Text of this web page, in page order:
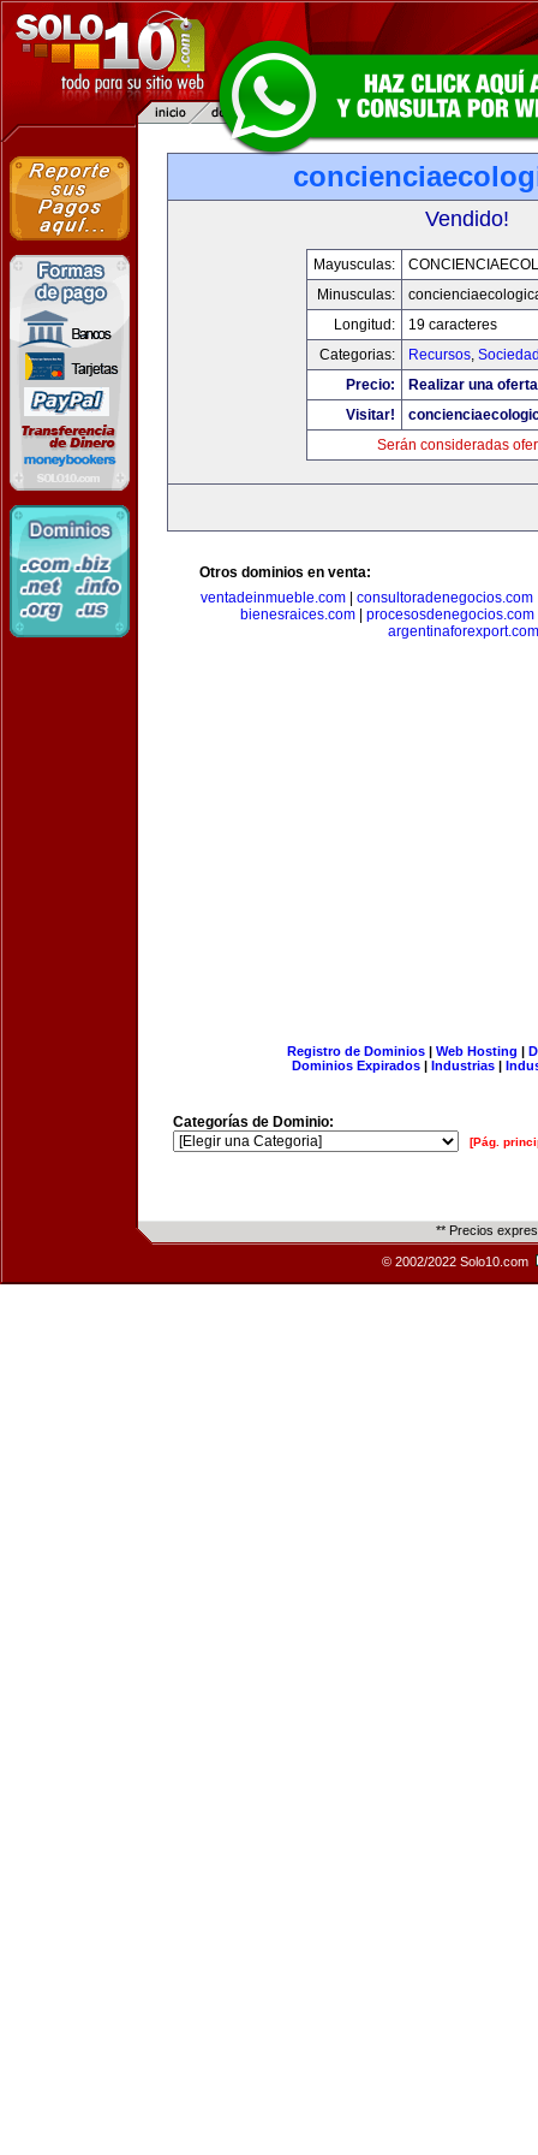
Vendido!
Mayusculas:
Minusculas:
Longitud:
19 caracteres
Categorias:
Recursos,
Precio:
Realizar una
Visitar!
Serán consideradas
Otros dominios en venta:
ventadeinmueble.com| consultoradenegocios.com
bienesraices.com
procesosdenegocios.com
argentinaforexport.com
Registro de Dominios| Web Hosting |
Dominios Expirados | Industrias |
Categorías de Dominio:
[Pág.
** Precios
© 2002/2022 Solo10.com